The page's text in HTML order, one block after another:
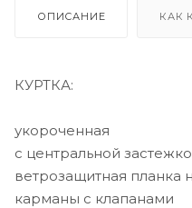
ОПИСАНИЕ КАК
КУРТКА:
укороченная
с центральной
ветрозащитная планка
карманы с клапанами